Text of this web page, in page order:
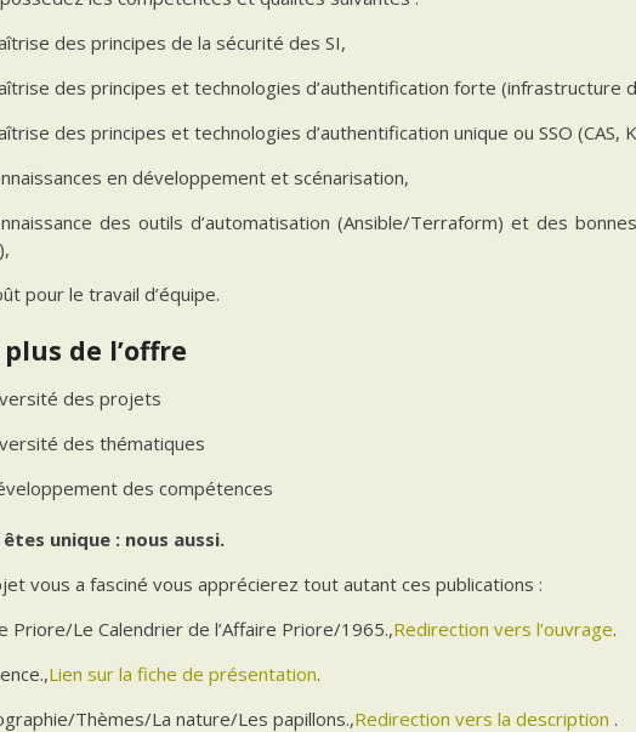
des principes de la sécurité des SI,
des principes et technologies d’authentification forte (infrastructure
des principes et technologies d’authentification unique ou SSO (CAS,
en développement et scénarisation,
des outils d’automatisation (Ansible/Terraform) et des
pour le travail d’équipe.
plus de l’offre
des projets
des thématiques
des compétences
unique : nous aussi.
vous a fasciné vous apprécierez tout autant ces publications :
Priore/Le Calendrier de l’Affaire Priore/1965.,Redirection vers l’ouvrage.
Lien sur la fiche de présentation.
Thèmes/La nature/Les papillons.,Redirection vers la description .